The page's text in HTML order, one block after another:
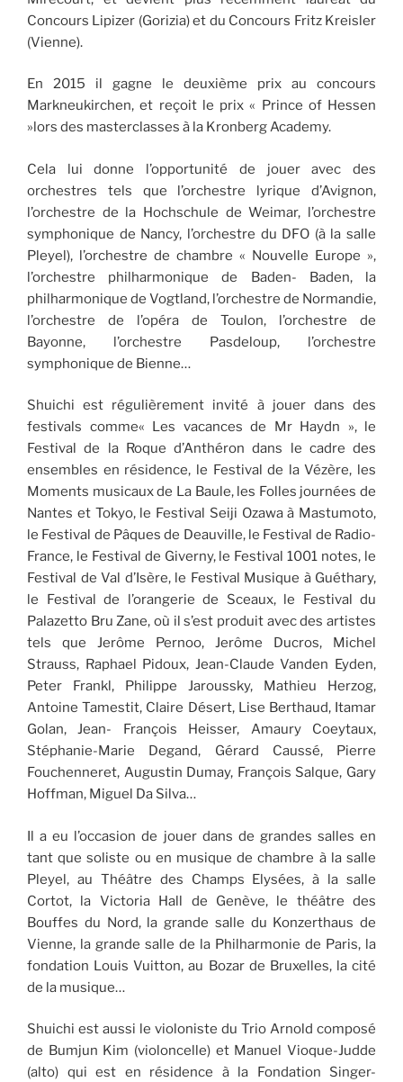
Concours Lipizer (Gorizia) et du Concours Fritz Kreisler
(Vienne).
En 2015 il gagne le deuxième prix au concours
Markneukirchen, et reçoit le prix « Prince of Hessen
»lors des masterclasses à la Kronberg Academy.
Cela lui donne l’opportunité de jouer avec des
orchestres tels que l’orchestre lyrique d’Avignon,
l’orchestre de la Hochschule de Weimar, l’orchestre
symphonique de Nancy, l’orchestre du DFO (à la salle
Pleyel), l’orchestre de chambre « Nouvelle Europe »,
l’orchestre philharmonique de Baden- Baden, la
philharmonique de Vogtland, l’orchestre de Normandie,
l’orchestre de l’opéra de Toulon, l’orchestre de
Bayonne, l’orchestre Pasdeloup, l’orchestre
symphonique de Bienne…
Shuichi est régulièrement invité à jouer dans des
festivals comme« Les vacances de Mr Haydn », le
Festival de la Roque d’Anthéron dans le cadre des
ensembles en résidence, le Festival de la Vézère, les
Moments musicaux de La Baule, les Folles journées de
Nantes et Tokyo, le Festival Seiji Ozawa à Mastumoto,
le Festival de Pâques de Deauville, le Festival de Radio-
France, le Festival de Giverny, le Festival 1001 notes, le
Festival de Val d’Isère, le Festival Musique à Guéthary,
le Festival de l’orangerie de Sceaux, le Festival du
Palazetto Bru Zane, où il s’est produit avec des artistes
tels que Jerôme Pernoo, Jerôme Ducros, Michel
Strauss, Raphael Pidoux, Jean-Claude Vanden Eyden,
Peter Frankl, Philippe Jaroussky, Mathieu Herzog,
Antoine Tamestit, Claire Désert, Lise Berthaud, Itamar
Golan, Jean- François Heisser, Amaury Coeytaux,
Stéphanie-Marie Degand, Gérard Caussé, Pierre
Fouchenneret, Augustin Dumay, François Salque, Gary
Hoffman, Miguel Da Silva…
Il a eu l’occasion de jouer dans de grandes salles en
tant que soliste ou en musique de chambre à la salle
Pleyel, au Théâtre des Champs Elysées, à la salle
Cortot, la Victoria Hall de Genève, le théâtre des
Bouffes du Nord, la grande salle du Konzerthaus de
Vienne, la grande salle de la Philharmonie de Paris, la
fondation Louis Vuitton, au Bozar de Bruxelles, la cité
de la musique…
Shuichi est aussi le violoniste du Trio Arnold composé
de Bumjun Kim (violoncelle) et Manuel Vioque-Judde
(alto) qui est en résidence à la Fondation Singer-